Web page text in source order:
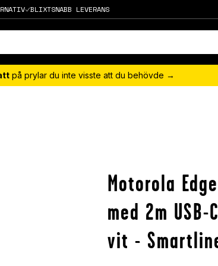
BLIXTSNABB LEVERANS
på prylar du inte visste att du behövde →
Motorola
med 2m
vit -